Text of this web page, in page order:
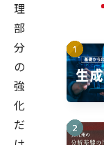
理
部
分
の
強
化
だ